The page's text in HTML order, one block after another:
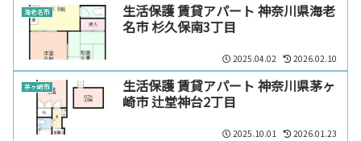
海老名市
生活保護 賃貸アパート 神奈川県海老
名市 杉久保南3丁目
2025.04.02 2026.02.10
茅ヶ崎市
生活保護 賃貸アパート 神奈川県茅ヶ
崎市 辻堂神台2丁目
2025.10.01 2026.01.23